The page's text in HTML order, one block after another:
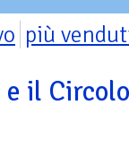
più
il Circolo